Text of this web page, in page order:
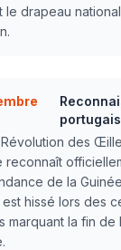
le drapeau
des
reconnaît
de la
hissé lors des
marquant la fin de